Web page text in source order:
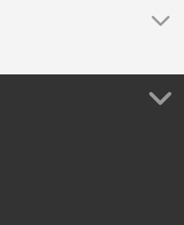
de luz y
Museum